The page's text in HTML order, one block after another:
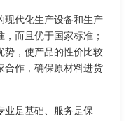
现代化生产设备和生产
而且优于国家标准；
势，使产品的性价比较
合作，确保原材料进货
业是基础、服务是保